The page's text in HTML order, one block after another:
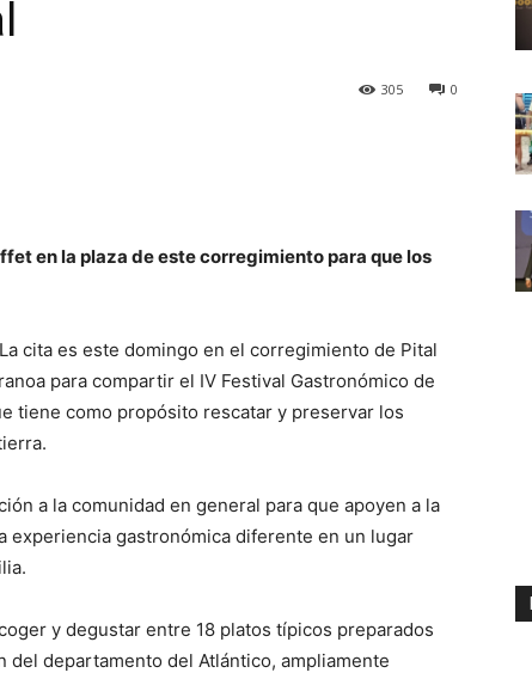
0
305
en la plaza de este corregimiento para que los
cita es este domingo en el corregimiento de Pital
para compartir el IV Festival Gastronómico de
tiene como propósito rescatar y preservar los
a la comunidad en general para que apoyen a la
experiencia gastronómica diferente en un lugar
y degustar entre 18 platos típicos preparados
departamento del Atlántico, ampliamente